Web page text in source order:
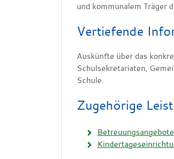
und kommunalem Träger
Vertiefende
Auskünfte über das
Schulsekretariaten,
Schule.
Zugehörige